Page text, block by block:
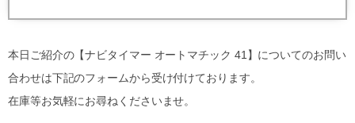
本日ご紹介の【ナビタイマー オートマチック 41】についてのお問い
合わせは下記のフォームから受け付けております。
在庫等お気軽にお尋ねくださいませ。